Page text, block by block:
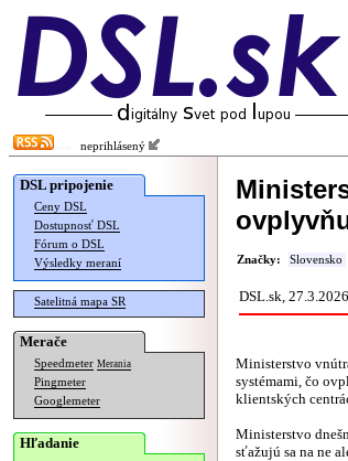
neprihlásený
DSL pripojenie
Ceny DSL
Dostupnosť DSL
Fórum o DSL
Výsledky meraní
Satelitná mapa SR
Merače
Speedmeter Merania
Pingmeter
Googlemeter
Hľadanie
Značky: Slovensko
DSL.sk, 27.3.2026
Ministerstvo
systémami, čo
klientských
Ministerstvo
sťažujú sa na ne